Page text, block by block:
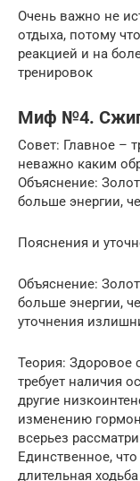
Очень важно не
отдыха, потому
реакцией и на
тренировок
Миф №4.
Совет: Главное –
неважно каким
Объяснение:
больше энергии,
Пояснения и
Объяснение:
больше энергии,
уточнения
Теория: Здоровое
требует наличия
другие
изменению
всерьез
Единственное,
длительная